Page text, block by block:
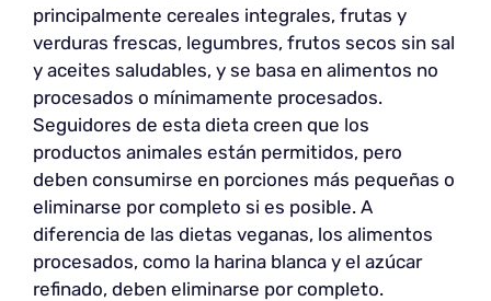
principalmente cereales integrales, frutas y
verduras frescas, legumbres, frutos secos sin sal
y aceites saludables, y se basa en alimentos no
procesados o mínimamente procesados.
Seguidores de esta dieta creen que los
productos animales están permitidos, pero
deben consumirse en porciones más pequeñas o
eliminarse por completo si es posible. A
diferencia de las dietas veganas, los alimentos
procesados, como la harina blanca y el azúcar
refinado, deben eliminarse por completo.